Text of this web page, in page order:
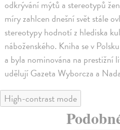
odkrývání mýtů a stereotypů
míry zahlcen dnešní svět stále
stereotypy hodnotí z hlediska
náboženského. Kniha se v
a byla nominována na
udělují Gazeta Wyborcza a
High-contrast mode